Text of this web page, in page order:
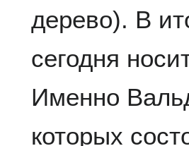
дерево). В
сегодня
Именно
которых